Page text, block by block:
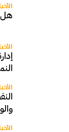
هل